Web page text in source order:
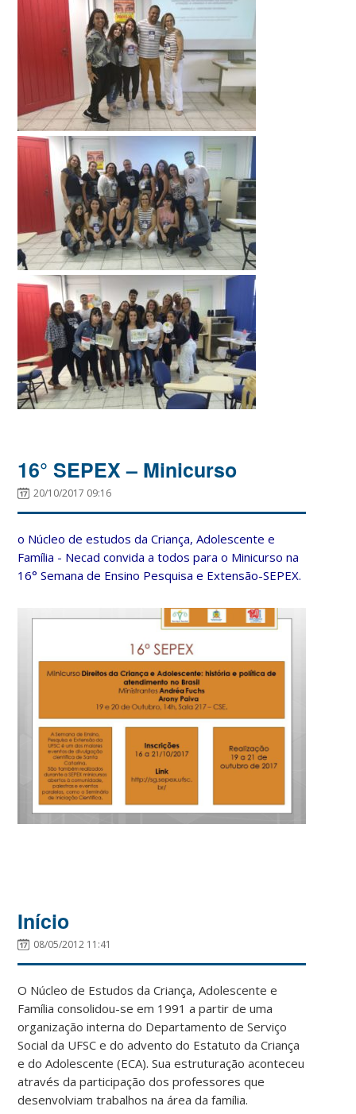
16° SEPEX – Minicurso
20/10/2017 09:16
o Núcleo de estudos da Criança, Adolescente e
Família - Necad convida a todos para o Minicurso na
16° Semana de Ensino Pesquisa e Extensão-SEPEX.
Início
08/05/2012 11:41
O Núcleo de Estudos da Criança, Adolescente e
Família consolidou-se em 1991 a partir de uma
organização interna do Departamento de Serviço
Social da UFSC e do advento do Estatuto da Criança
e do Adolescente (ECA). Sua estruturação aconteceu
através da participação dos professores que
desenvolviam trabalhos na área da família.